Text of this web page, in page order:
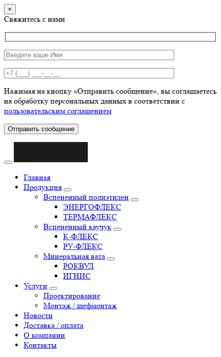
×
Свяжитесь с нами
Нажимая на кнопку «Отправить сообщение», вы соглашаетесь
на обработку персональных данных в соответствии с
пользовательским соглашением
Отправить сообщение
Главная
Продукция
Вспененный полиэтилен
ЭНЕРГОФЛЕКС
ТЕРМАФЛЕКС
Вспененный каучук
К-ФЛЕКС
РУ-ФЛЕКС
Минеральная вата
РОКВУЛ
ИГНИС
Услуги
Проектирование
Монтаж / шефмонтаж
Новости
Доставка / оплата
О компании
Контакты